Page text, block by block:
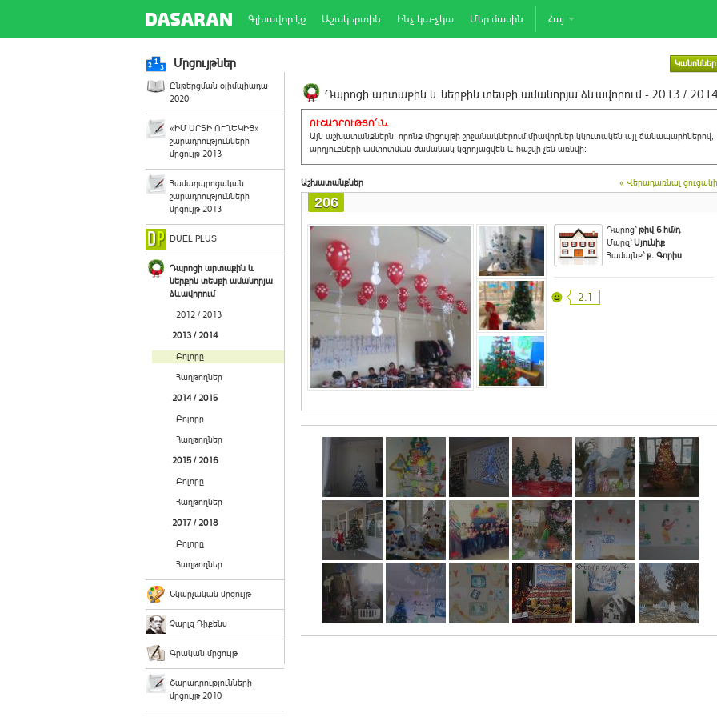
Գլխավոր էջ Աշակերտին Ինչ կա-չկա Մեր մասին Հայ
Մրցույթներ Կանոններ
Ընթերցման օլիմպիադա
2020
«ԻՄ ՍՐՏԻ ՈՒՂԵԿԻՑ»
շարադրությունների
մրցույթ 2013
Համադպրոցական
շարադրությունների
մրցույթ 2013
DUEL PLUS
Դպրոցի արտաքին և
ներքին տեսքի ամանորյա
ձևավորում
2012 / 2013
2013 / 2014
Բոլորը
Հաղթողներ
2014 / 2015
Բոլորը
Հաղթողներ
2015 / 2016
Բոլորը
Հաղթողներ
2017 / 2018
Բոլորը
Հաղթողներ
Նկարչական մրցույթ
Չարլզ Դիքենս
Գրական մրցույթ
Շարադրությունների
մրցույթ 2010
Դպրոցի արտաքին և ներքին տեսքի ամանորյա ձևավորում - 2013 / 2014
ՈՒՇԱԴՐՈՒԹՅՈ´ւՆ.
Այն աշխատանքներն, որոնք մրցույթի շրջանակներում միավորներ կկուտակեն այլ ճանապարհներով,
արդյուքների ամփոփման ժամանակ կզրոյացվեն և հաշվի չեն առնվի:
Աշխատանքներ « Վերադառնալ
206
Դպրոց`թիվ 6 հմ/դ
Մարզ`Սյունիք
Համայնք`ք. Գորիս
2.1